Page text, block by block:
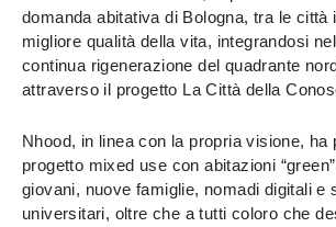
domanda abitativa di Bologna, tra le città
migliore qualità della vita, integrandosi
continua rigenerazione del quadrante
attraverso il progetto La Città della
Nhood, in linea con la propria visione, ha
progetto mixed use con abitazioni
giovani, nuove famiglie, nomadi digitali e
universitari, oltre che a tutti coloro che